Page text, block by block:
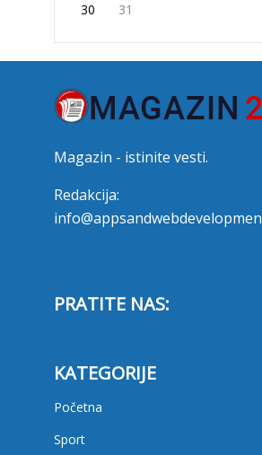
30 31
Magazin - istinite vesti.
Redakcija:
PRATITE NAS:
KATEGORIJE
Početna
Sport